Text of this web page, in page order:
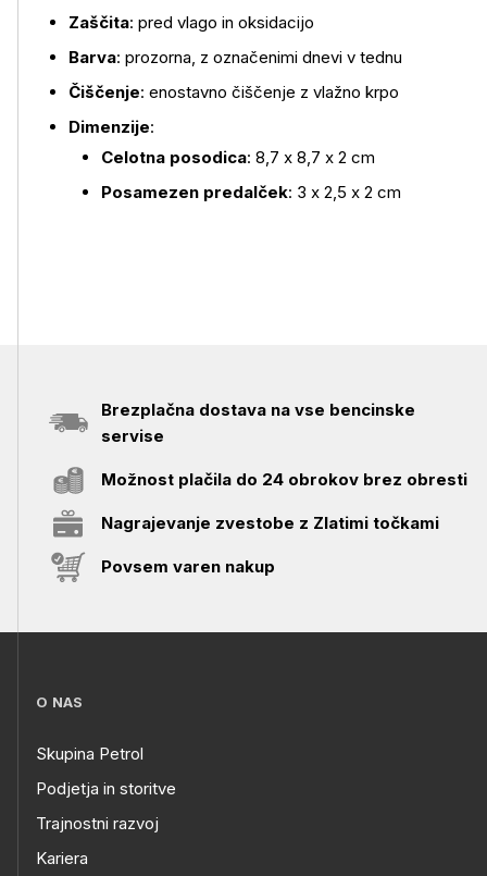
Zaščita: pred vlago in oksidacijo
Barva: prozorna, z označenimi dnevi v tednu
Čiščenje: enostavno čiščenje z vlažno krpo
Dimenzije:
Celotna posodica: 8,7 x 8,7 x 2 cm
Posamezen predalček: 3 x 2,5 x 2 cm
Brezplačna dostava na vse bencinske
servise
Možnost plačila do 24 obrokov brez obresti
Nagrajevanje zvestobe z Zlatimi točkami
Povsem varen nakup
O NAS
Skupina Petrol
Podjetja in storitve
Trajnostni razvoj
Kariera